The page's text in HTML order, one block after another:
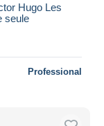
Hugo Les
seule
Professional